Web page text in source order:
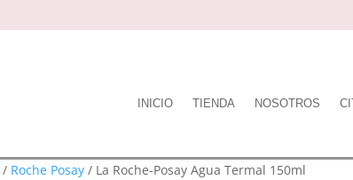
INICIO TIENDA NOSOTROS
/ Roche Posay / La Roche-Posay Agua Termal 150ml